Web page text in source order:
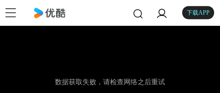
下载APP
数据获取失败，请检查网络之后重试